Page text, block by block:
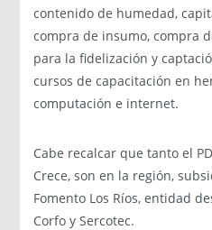
contenido de humedad,
compra de insumo, compra
para la fidelización y
cursos de capacitación en
computación e internet.
Cabe recalcar que tanto el
Crece, son en la región,
Fomento Los Ríos, entidad
Corfo y Sercotec.